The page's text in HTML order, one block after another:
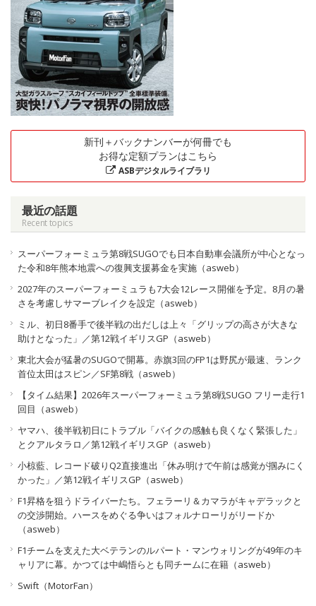
新刊＋バックナンバーが何冊でも
お得な定額プランはこちら
ASBデジタルライブラリ
最近の話題
Recent topics
スーパーフォーミュラ第8戦SUGOでも日本自動車会議所が中心となっ
た令和8年熊本地震への復興支援募金を実施（asweb）
2027年のスーパーフォーミュラも7大会12レース開催を予定。8月の暑
さを考慮しサマーブレイクを設定（asweb）
ミル、初日8番手で後半戦の出だしは上々「グリップの高さが大きな
助けとなった」／第12戦イギリスGP（asweb）
東北大会が猛暑のSUGOで開幕。赤旗3回のFP1は野尻が最速、ランク
首位太田はスピン／SF第8戦（asweb）
【タイム結果】2026年スーパーフォーミュラ第8戦SUGO フリー走行1
回目（asweb）
ヤマハ、後半戦初日にトラブル「バイクの感触も良くなく緊張した」
とクアルタラロ／第12戦イギリスGP（asweb）
小椋藍、レコード破りQ2直接進出「休み明けで午前は感覚が掴みにく
かった」／第12戦イギリスGP（asweb）
F1昇格を狙うドライバーたち。フェラーリ＆カマラがキャデラックと
の交渉開始。ハースをめぐる争いはフォルナローリがリードか
（asweb）
F1チームを支えた大ベテランのルパート・マンウォリングが49年のキ
ャリアに幕。かつては中嶋悟らとも同チームに在籍（asweb）
Swift（MotorFan）